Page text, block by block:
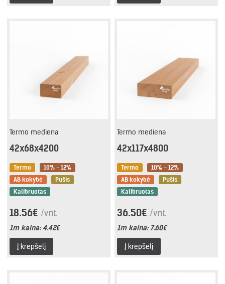
Termo mediena
42x68x4200
Termo
10% - 12%
AB kokybė
Pušis
Kalibruotas
18.56€ /vnt.
1m kaina:4.42€
Į krepšelį
Termo mediena
42x117x4800
Termo
10% - 12%
AB kokybė
Pušis
Kalibruotas
36.50€ /vnt.
1m kaina:7.60€
Į krepšelį